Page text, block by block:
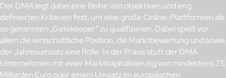
Der DMA legt dabei eine Reihe von objektiven und eng
definierten Kriterien fest, um eine große Online-Plattformen als
so genannten „Gatekeeper“ zu qualifizieren. Dabei spielt vor
allem die wirtschaftliche Position, die Marktbewertung und sowie
der Jahresumsatz eine Rolle. In der Praxis stuft der DMA
Unternehmen mit einer Marktkapitalisierung von mindestens 75
Milliarden Euro oder einem Umsatz im europäischen